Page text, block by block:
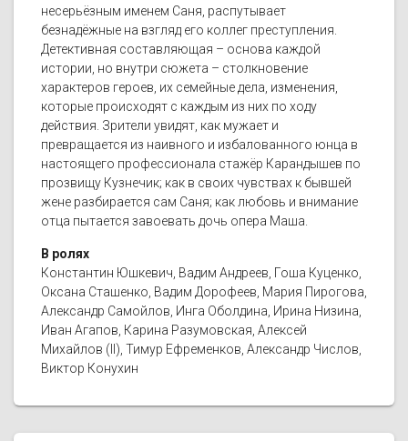
несерьёзным именем Саня, распутывает
безнадёжные на взгляд его коллег преступления.
Детективная составляющая – основа каждой
истории, но внутри сюжета – столкновение
характеров героев, их семейные дела, изменения,
которые происходят с каждым из них по ходу
действия. Зрители увидят, как мужает и
превращается из наивного и избалованного юнца в
настоящего профессионала стажёр Карандышев по
прозвищу Кузнечик; как в своих чувствах к бывшей
жене разбирается сам Саня; как любовь и внимание
отца пытается завоевать дочь опера Маша.
В ролях
Константин Юшкевич, Вадим Андреев, Гоша Куценко,
Оксана Сташенко, Вадим Дорофеев, Мария Пирогова,
Александр Самойлов, Инга Оболдина, Ирина Низина,
Иван Агапов, Карина Разумовская, Алексей
Михайлов (II), Тимур Ефременков, Александр Числов,
Виктор Конухин